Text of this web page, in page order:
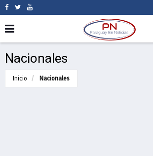
Nacionales
Inicio Nacionales